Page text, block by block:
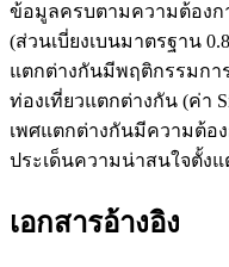
ข้อมูลครบตามความต้องก
(ส่วนเบี่ยงเบนมาตรฐาน
แตกต่างกันมีพฤติกรรมกา
ท่องเที่ยวแตกต่างกัน (ค่า
เพศแตกต่างกันมีความต้อ
ประเด็นความน่าสนใจตั้งแ
เอกสารอ้างอิง